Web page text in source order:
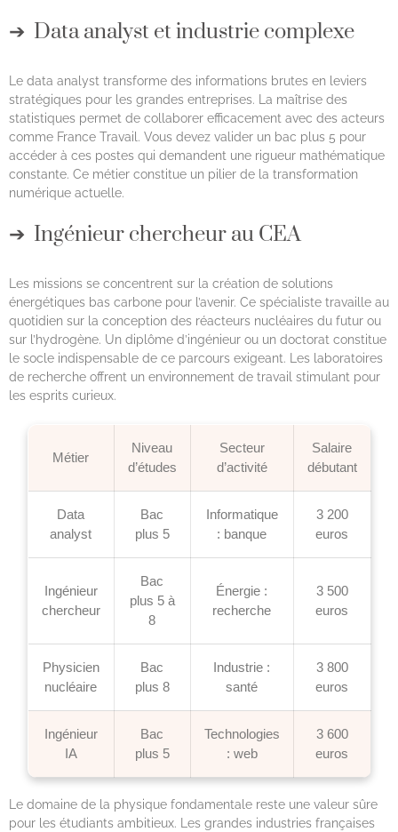
Data analyst et industrie complexe
Le data analyst transforme des informations brutes en leviers
stratégiques pour les grandes entreprises. La maîtrise des
statistiques permet de collaborer efficacement avec des acteurs
comme France Travail. Vous devez valider un bac plus 5 pour
accéder à ces postes qui demandent une rigueur mathématique
constante. Ce métier constitue un pilier de la transformation
numérique actuelle.
Ingénieur chercheur au CEA
Les missions se concentrent sur la création de solutions
énergétiques bas carbone pour l’avenir. Ce spécialiste travaille au
quotidien sur la conception des réacteurs nucléaires du futur ou
sur l’hydrogène. Un diplôme d’ingénieur ou un doctorat constitue
le socle indispensable de ce parcours exigeant. Les laboratoires
de recherche offrent un environnement de travail stimulant pour
les esprits curieux.
Métier
Niveau
d’études
Secteur
d’activité
Salaire
débutant
Data
analyst
Bac
plus 5
Informatique
: banque
3 200
euros
Ingénieur
chercheur
Bac
plus 5 à
8
Énergie :
recherche
3 500
euros
Physicien
nucléaire
Bac
plus 8
Industrie :
santé
3 800
euros
Ingénieur
IA
Bac
plus 5
Technologies
: web
3 600
euros
Le domaine de la physique fondamentale reste une valeur sûre
pour les étudiants ambitieux. Les grandes industries françaises